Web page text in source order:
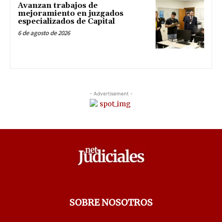
Avanzan trabajos de
mejoramiento en juzgados
especializados de Capital
6 de agosto de 2026
- Advertisement -
SOBRE NOSOTROS